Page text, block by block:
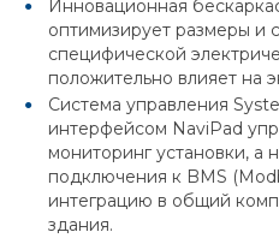
Инновационная
оптимизирует размеры и
специфической
положительно влияет на
Система управления
интерфейсом NaviPad
мониторинг установки, а
подключения к BMS
интеграцию в общий
здания.